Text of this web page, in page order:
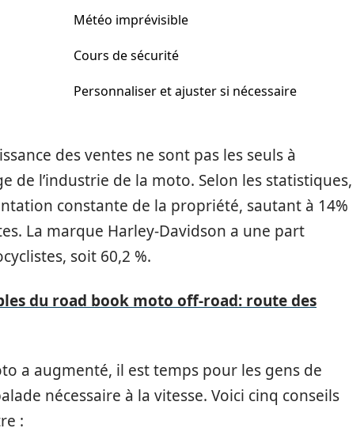
Météo imprévisible
Cours de sécurité
Personnaliser et ajuster si nécessaire
des ventes ne sont pas les seuls à
de l’industrie de la moto. Selon les statistiques,
constante de la propriété, sautant à 14%
La marque Harley-Davidson a une part
soit 60,2 %.
du road book moto off-road: route des
a augmenté, il est temps pour les gens de
nécessaire à la vitesse. Voici cinq conseils
: